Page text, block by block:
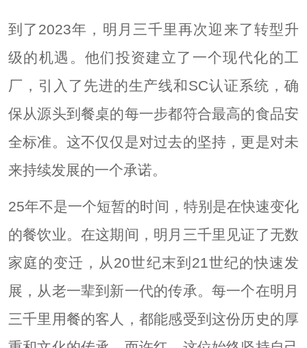
到了2023年，明月三千里再次迎来了转型升
级的机遇。他们投资建立了一个现代化的工
厂，引入了先进的生产线和SC认证系统，确
保从源头到餐桌的每一步都符合最高的食品安
全标准。这不仅仅是对过去的坚持，更是对未
来持续发展的一个承诺。
25年不是一个短暂的时间，特别是在快速变化
的餐饮业。在这期间，明月三千里见证了无数
家庭的变迁，从20世纪末到21世纪的快速发
展，从老一辈到新一代的传承。每一个在明月
三千里用餐的客人，都能感受到这份历史的厚